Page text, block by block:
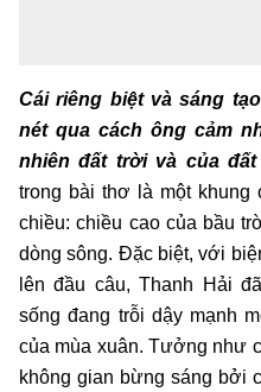
Cái riêng biệt và sáng
nét qua cách ông cảm
nhiên đất trời và của đất
trong bài thơ là một
chiều: chiều cao của bầu
dòng sông. Đặc biệt, với
lên đầu câu, Thanh Hải
sống đang trỗi dậy mạnh
của mùa xuân. Tưởng như
không gian bừng sáng bởi